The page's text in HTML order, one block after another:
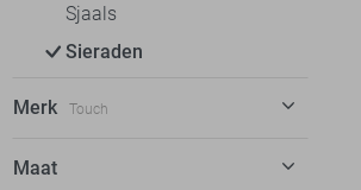
Sjaals
Sieraden
Merk Touch
Touch 23
Maat